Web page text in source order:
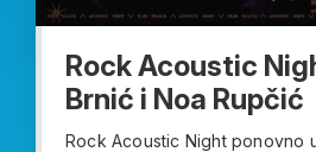
Rock Acoustic
Brnić i Noa Rupčić
Rock Acoustic Night ponovno